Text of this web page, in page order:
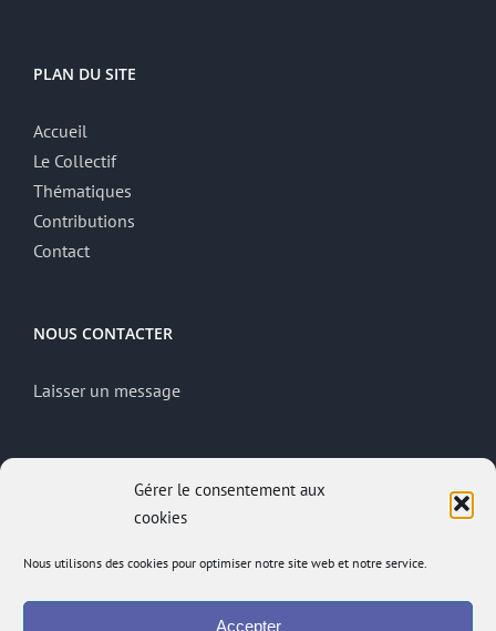
Gérer le consentement aux
cookies
Nous utilisons des cookies pour optimiser notre site web et notre service.
Accepter
PLAN DU SITE
Accueil
Le Collectif
Thématiques
Contributions
Contact
NOUS CONTACTER
Laisser un message
Mentions légales
Politique de confidentialité